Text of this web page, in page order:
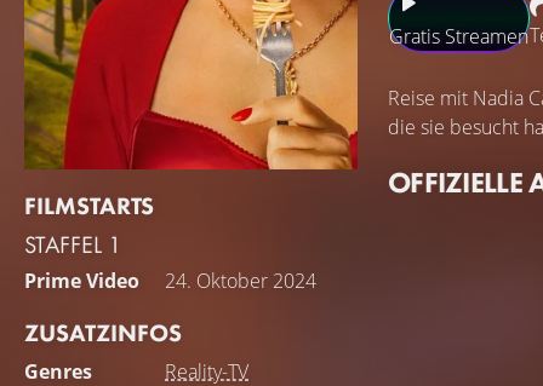
FILMSTARTS
STAFFEL 1
Prime Video 24. Oktober 2024
ZUSATZINFOS
Genres
Reality-TV
Gratis Streamen
Reise mit Nadia
die sie besucht
OFFIZIELLE